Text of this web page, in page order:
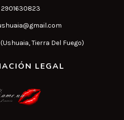
2901630823
Tierra Del Fuego)
LEGAL